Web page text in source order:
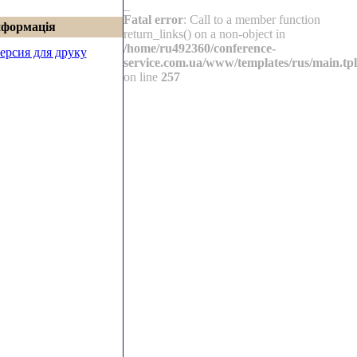
для друку
Fatal error: Call to a member function
return_links() on a non-object in
/home/ru492360/conference-
service.com.ua/www/templates/rus/main.tpl
on line 257